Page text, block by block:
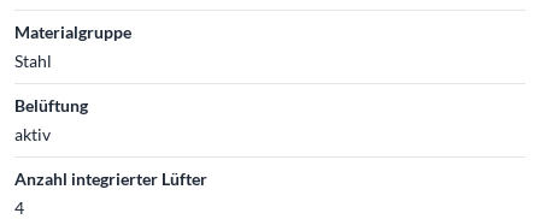
Materialgruppe
Stahl
Belüftung
aktiv
Anzahl integrierter Lüfter
4